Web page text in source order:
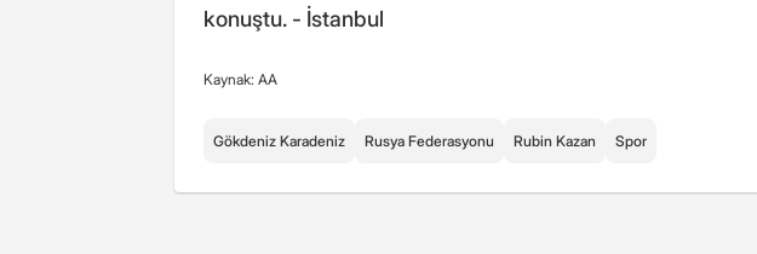
konuştu. - İstanbul
Kaynak: AA
Gökdeniz Karadeniz Rusya Federasyonu Rubin Kazan Spor